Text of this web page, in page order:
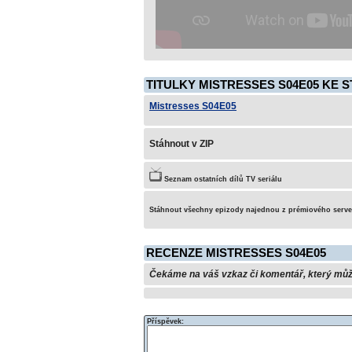
TITULKY MISTRESSES S04E05 KE
Mistresses S04E05
Stáhnout v ZIP
Seznam ostatních dílů TV seriálu
Stáhnout všechny epizody najednou z prémiového
RECENZE MISTRESSES S04E05
Čekáme na váš vzkaz či komentář, který
Příspěvek: